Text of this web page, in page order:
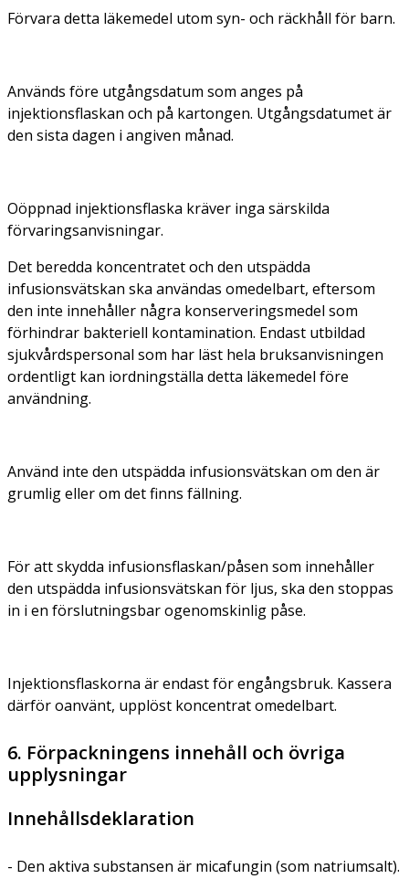
Förvara detta läkemedel utom syn- och räckhåll för barn.
Används före utgångsdatum som anges på
injektionsflaskan och på kartongen. Utgångsdatumet är
den sista dagen i angiven månad.
Oöppnad injektionsflaska kräver inga särskilda
förvaringsanvisningar.
Det beredda koncentratet och den utspädda
infusionsvätskan ska användas omedelbart, eftersom
den inte innehåller några konserveringsmedel som
förhindrar bakteriell kontamination. Endast utbildad
sjukvårdspersonal som har läst hela bruksanvisningen
ordentligt kan iordningställa detta läkemedel före
användning.
Använd inte den utspädda infusionsvätskan om den är
grumlig eller om det finns fällning.
För att skydda infusionsflaskan/påsen som innehåller
den utspädda infusionsvätskan för ljus, ska den stoppas
in i en förslutningsbar ogenomskinlig påse.
Injektionsflaskorna är endast för engångsbruk. Kassera
därför oanvänt, upplöst koncentrat omedelbart.
6. Förpackningens innehåll och övriga
upplysningar
Innehållsdeklaration
- Den aktiva substansen är micafungin (som natriumsalt).